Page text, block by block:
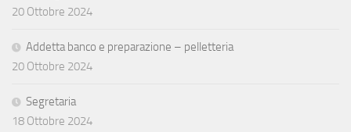
20 Ottobre 2024
Addetta banco e preparazione – pelletteria
20 Ottobre 2024
Segretaria
18 Ottobre 2024